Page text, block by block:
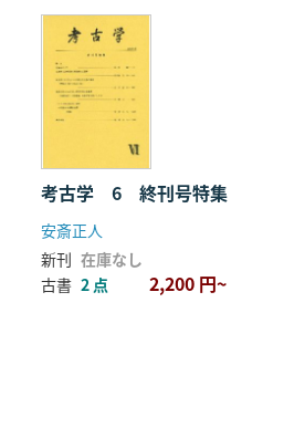
考古学 6 終刊号特集
安斎正人
新刊 在庫なし
古書 2 点 2,200 円~